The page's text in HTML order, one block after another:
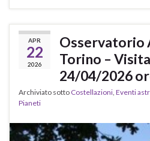
APR
22
2026
Osservatorio
Torino –
24/04/2026
Archiviato sotto Costellazioni Eventi
Pianeti